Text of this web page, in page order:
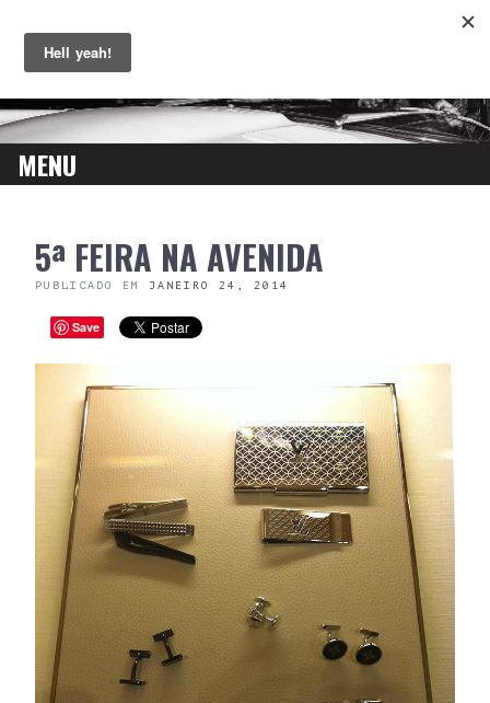
MENU
CONTENT5ª FEIRA NA AVENIDA
PUBLICADO EM JANEIRO 24, 2014
Save